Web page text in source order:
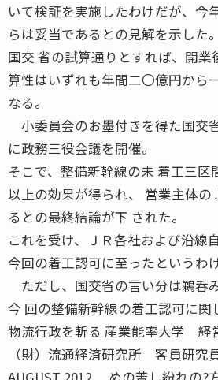
いて検証を実施したわけだが、今
らは妥当であるとの見解を示した。
国交 省の試算通りとすれば、開業
算性はいずれも年間二〇億円から
なる。
小委員会のお墨付きを得た国交
に政務三役会議を開催。
そこで、整備新幹線の未 着工三区
以上の効果が得られ、 営業主体の
るとの最終結論が下 された。
これを受け、ＪＲ各社および沿線
今回の着工認可に至ったというわ
ただし、国交省の言い分は鵜呑
今 回の整備新幹線の着工認可に関
物流行政を斬る 産業能率大学
（財）流通経済研究所 客員研